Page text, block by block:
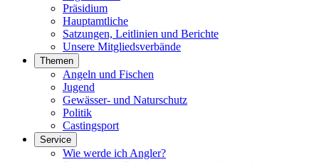
Präsidium
Hauptamtliche
Satzungen, Leitlinien und Berichte
Unsere Mitgliedsverbände
Themen
Angeln und Fischen
Jugend
Gewässer- und Naturschutz
Politik
Castingsport
Service
Wie werde ich Angler?